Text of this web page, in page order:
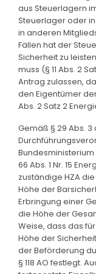
aus Steuerlagern
Steuerlager oder
in anderen
Fällen hat der
Sicherheit zu
muss (§ 11 Abs. 2
Antrag zulassen,
den Eigentümer
Abs. 2 Satz 2
Gemäß § 29 Abs.
66 Abs. 1 Nr. 15
zuständige HZA
Höhe der
Erbringung einer
die Höhe der
Weise, dass das
Höhe der
der Beförderung
§ 118 AO festlegt.